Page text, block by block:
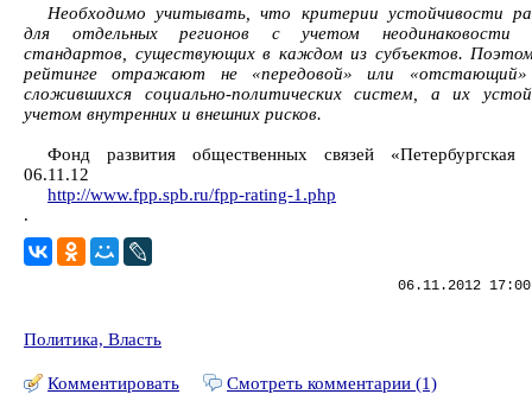
Необходимо учитывать, что критерии устойчивости
для отдельных регионов с учетом неодинаковости
стандартов, существующих в каждом из субъектов.
рейтинге отражают не «передовой» или «отстающий»
сложившихся социально-политических систем, а их
учетом внутренних и внешних рисков.
Фонд развития общественных связей «Петербургская
06.11.12
http://www.fpp.spb.ru/fpp-rating-1.php
.
06.11.2012
Политика, Власть
Комментировать Смотреть комментарии (1)